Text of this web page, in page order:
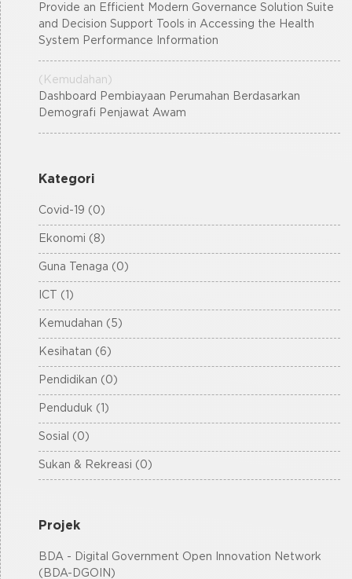
Provide an Efficient Modern Governance Solution Suite
and Decision Support Tools in Accessing the Health
System Performance Information
(Kemudahan)
Dashboard Pembiayaan Perumahan Berdasarkan
Demografi Penjawat Awam
Kategori
Covid-19 (0)
Ekonomi (8)
Guna Tenaga (0)
ICT (1)
Kemudahan (5)
Kesihatan (6)
Pendidikan (0)
Penduduk (1)
Sosial (0)
Sukan & Rekreasi (0)
Projek
BDA - Digital Government Open Innovation Network
(BDA-DGOIN)